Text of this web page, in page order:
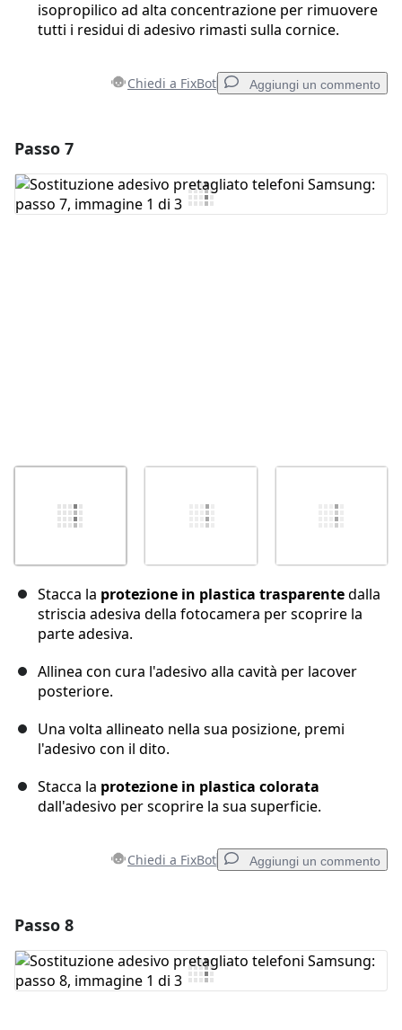
isopropilico ad alta concentrazione per rimuovere
tutti i residui di adesivo rimasti sulla cornice.
Chiedi a FixBot Aggiungi un commento
Aggiungi Commento
Passo 7
Stacca la protezione in plastica trasparentedalla
striscia adesiva della fotocamera per scoprire la
parte adesiva.
Allinea con cura l'adesivo alla cavità per lacover
posteriore.
Una volta allineato nella sua posizione, premi
l'adesivo con il dito.
Stacca la protezione in plastica colorata
dall'adesivo per scoprire la sua superficie.
Chiedi a FixBot Aggiungi un commento
Aggiungi Commento
Passo 8